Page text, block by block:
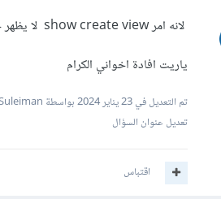
لانه امر show create view لا يظهر جملة تكوين view انا استخدم mysql
ياريت افادة اخواني الكرام
تم التعديل في23 يناير 2024
بواسطة Mustafa Suleiman
تعديل عنوان السؤال
اقتباس